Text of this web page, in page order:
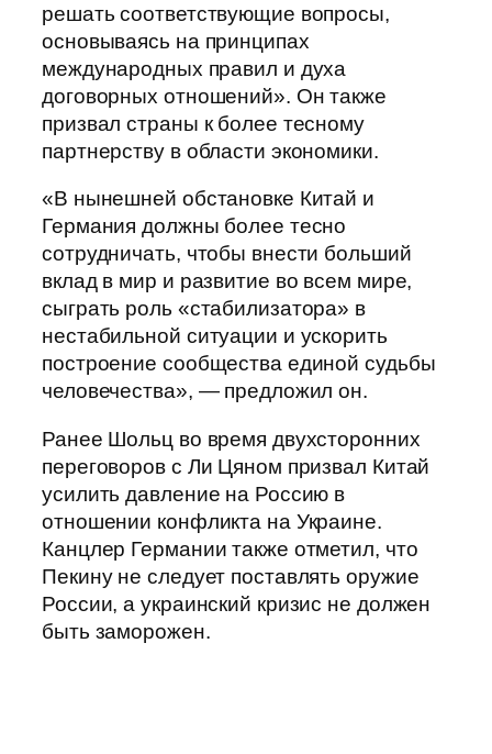
решать соответствующие вопросы,
основываясь на принципах
международных правил и духа
договорных отношений». Он также
призвал страны к более тесному
партнерству в области экономики.
«В нынешней обстановке Китай и
Германия должны более тесно
сотрудничать, чтобы внести больший
вклад в мир и развитие во всем мире,
сыграть роль «стабилизатора» в
нестабильной ситуации и ускорить
построение сообщества единой судьбы
человечества», — предложил он.
Ранее Шольц во время двухсторонних
переговоров с Ли Цяном призвал Китай
усилить давление на Россию в
отношении конфликта на Украине.
Канцлер Германии также отметил, что
Пекину не следует поставлять оружие
России, а украинский кризис не должен
быть заморожен.